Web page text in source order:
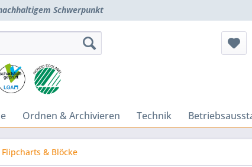
Schwerpunkt
Ordnen & Archivieren Technik
Flipcharts & Blöcke